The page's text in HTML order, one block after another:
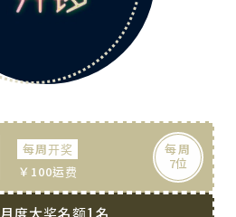
每周开奖
￥100运费
每周
7位
月度大奖名额1名